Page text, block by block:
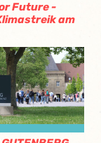
Future -
am